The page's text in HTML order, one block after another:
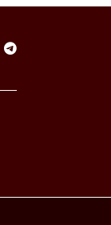
Telegram